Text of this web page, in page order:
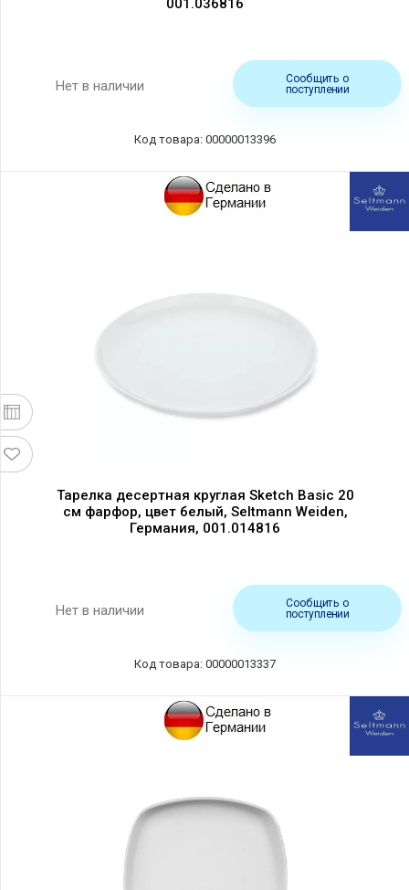
001.036816
Нет в наличии
Сообщить о
поступлении
Код товара: 00000013396
Тарелка десертная круглая Sketch Basic 20
см фарфор, цвет белый, Seltmann Weiden,
Германия, 001.014816
Нет в наличии
Сообщить о
поступлении
Код товара: 00000013337